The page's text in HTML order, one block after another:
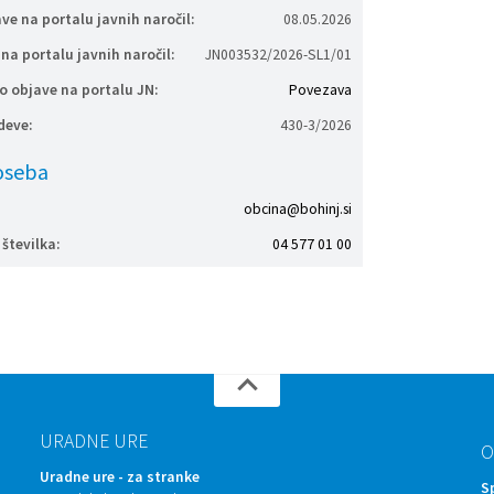
na portalu javnih naročil:
08.05.2026
portalu javnih naročil:
JN003532/2026-SL1/01
objave na portalu JN:
Povezava
430-3/2026
obcina@bohinj.si
04 577 01 00
URADNE URE
Uradne ure - za stranke